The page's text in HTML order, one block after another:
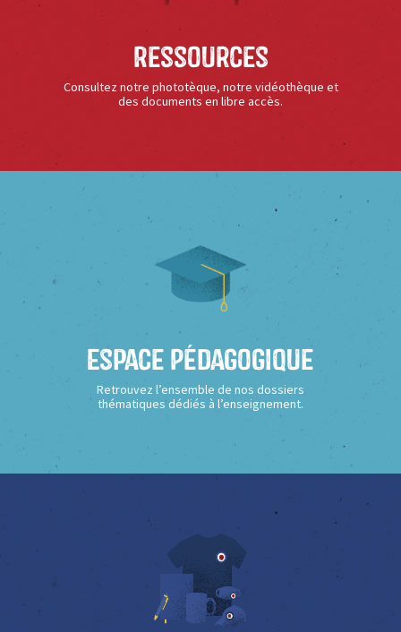
Ressources
Consultez notre phototèque, notre vidéothèque et
des documents en libre accès.
Espace Pédagogique
Retrouvez l’ensemble de nos dossiers
thématiques dédiés à l’enseignement.